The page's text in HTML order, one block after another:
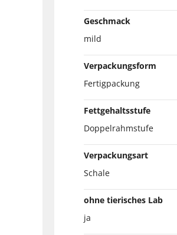
Geschmack
mild
Verpackungsform
Fertigpackung
Fettgehaltsstufe
Doppelrahmstufe
Verpackungsart
Schale
ohne tierisches Lab
ja